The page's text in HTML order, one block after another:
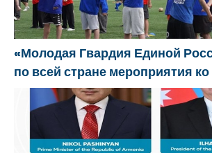
«Молодая Гвардия Единой
по всей стране мероприятия
физкультурника